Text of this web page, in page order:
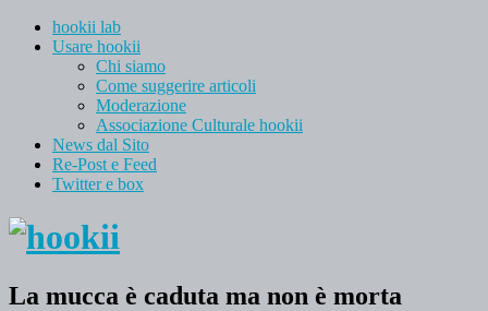
hookii lab
Usare hookii
Chi siamo
Come suggerire articoli
Moderazione
Associazione Culturale hookii
News dal Sito
Re-Post e Feed
Twitter e box
La mucca è caduta ma non è morta